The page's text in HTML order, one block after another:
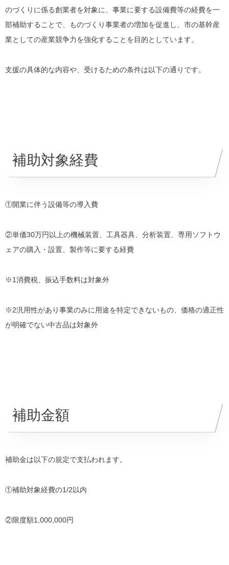
のづくりに係る創業者を対象に、事業に要する設備費等の経費を一
部補助することで、ものづくり事業者の増加を促進し、市の基幹産
業としての産業競争力を強化することを目的としています。
支援の具体的な内容や、受けるための条件は以下の通りです。
補助対象経費
①開業に伴う設備等の導入費
②単価30万円以上の機械装置、工具器具、分析装置、専用ソフトウ
ェアの購入・設置、製作等に要する経費
※1消費税、振込手数料は対象外
※2汎用性があり事業のみに用途を特定できないもの、価格の適正性
が明確でない中古品は対象外
補助金額
補助金は以下の規定で支払われます。
①補助対象経費の1/2以内
②限度額1,000,000円